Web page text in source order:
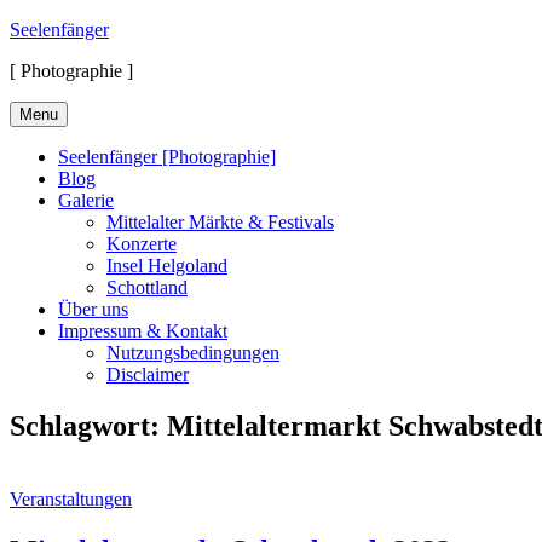
Skip
content
Seelenfänger
[ Photographie ]
Menu
Seelenfänger [Photographie]
Blog
Galerie
Mittelalter Märkte & Festivals
Konzerte
Insel Helgoland
Schottland
Über uns
Impressum & Kontakt
Nutzungsbedingungen
Disclaimer
Schlagwort: Mittelaltermarkt
Cat
Veranstaltungen